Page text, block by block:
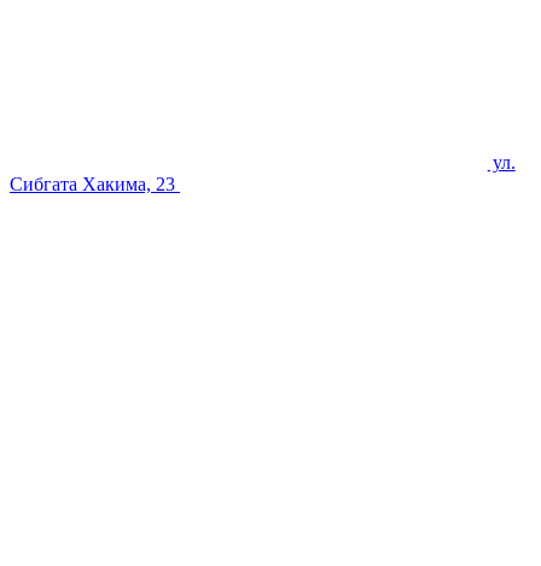
ул.
Сибгата Хакима, 23